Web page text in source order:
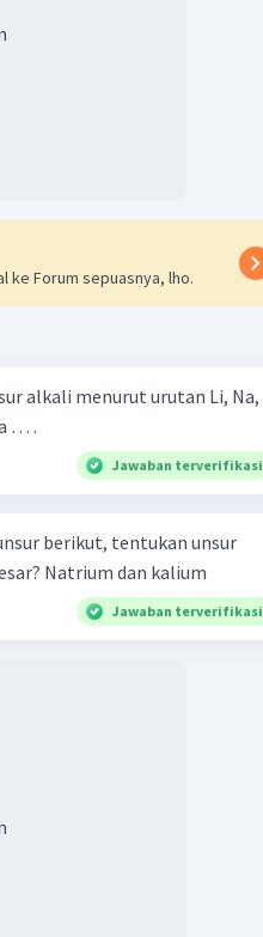
ke Forum sepuasnya, lho.
alkali menurut urutan Li, Na,
… .
Jawaban terverifikasi
berikut, tentukan unsur
yang mempunyai kereaktifan lebih besar? Natrium dan kalium
Jawaban terverifikasi